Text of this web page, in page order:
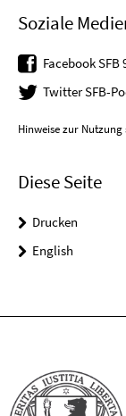
Soziale
Facebook SFB
Twitter SFB-
Hinweise zur
Diese Seite
Drucken
English